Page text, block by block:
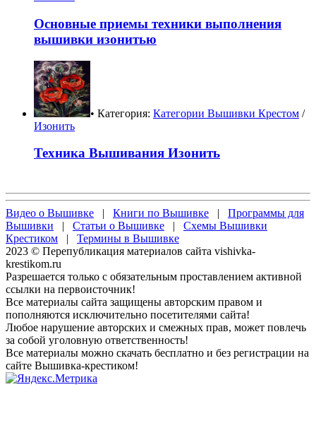
Основные приемы техники выполнения
вышивки изонитью
• Категория: Категории Вышивки Крестом /
Изонить
Техника Вышивания Изонить
Видео о Вышивке | Книги по Вышивке | Программы для
Вышивки | Статьи о Вышивке | Схемы Вышивки
Крестиком | Термины в Вышивке
2023 © Перепубликация материалов сайта vishivka-
krestikom.ru
Разрешается только с обязательным проставлением активной
ссылки на первоисточник!
Все материалы сайта защищены авторским правом и
пополняются исключительно посетителями сайта!
Любое нарушение авторских и смежных прав, может повлечь
за собой уголовную ответственность!
Все материалы можно скачать бесплатно и без регистрации на
сайте Вышивка-крестиком!